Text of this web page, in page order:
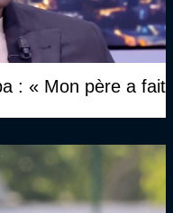
: « Mon père a fait